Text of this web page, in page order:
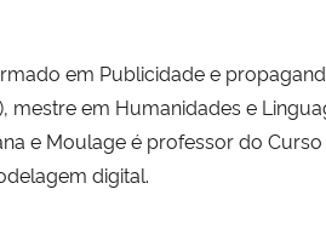
em Publicidade e
mestre em Humanidades e
e Moulage é professor do
digital.